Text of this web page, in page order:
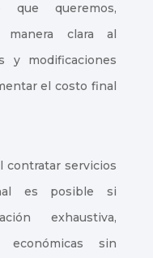
que queremos,
clara al
y modificaciones
el costo final
contratar servicios
es posible si
exhaustiva,
económicas sin